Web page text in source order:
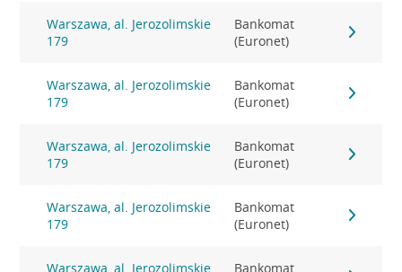
Warszawa, al. Jerozolimskie
179
Bankomat
(Euronet)
Warszawa, al. Jerozolimskie
179
Bankomat
(Euronet)
Warszawa, al. Jerozolimskie
179
Bankomat
(Euronet)
Warszawa, al. Jerozolimskie
179
Bankomat
(Euronet)
Warszawa, al. Jerozolimskie
Bankomat